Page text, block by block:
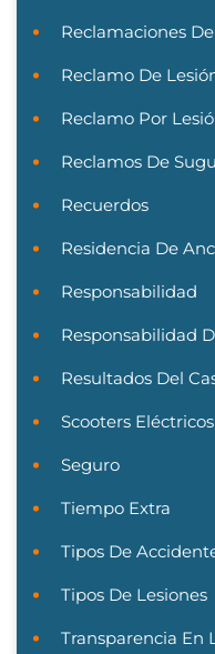
Reclamaciones
Reclamo De
Reclamo Por
Reclamos De
Recuerdos
Residencia De
Responsabilidad
Responsabilidad
Resultados Del
Scooters Eléctricos
Seguro
Tiempo Extra
Tipos De
Tipos De Lesiones
Transparencia En